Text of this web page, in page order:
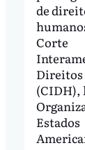
de
Corte
Direitos
(CIDH),
Estados